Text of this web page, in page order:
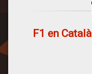
F1 en Català